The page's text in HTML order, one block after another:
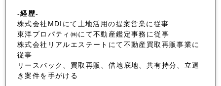
-経歴-
株式会社MDIにて土地活用の提案営業に従事
東洋プロパティ㈱にて不動産鑑定事務に従事
株式会社リアルエステートにて不動産買取再販事業に
従事
リースバック、買取再販、借地底地、共有持分、立退
き案件を手がける